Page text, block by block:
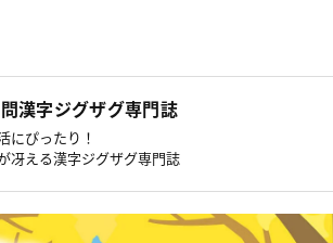
漢字ジグザグ専門誌
にぴったり！
冴える漢字ジグザグ専門誌